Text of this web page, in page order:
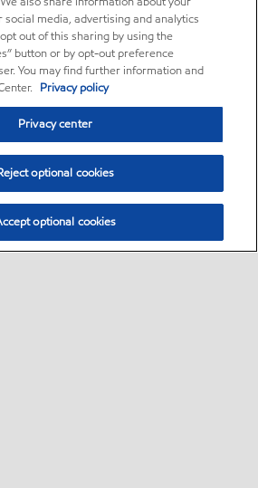
media, advertising and analytics
out of this sharing by using the
button or by opt-out preference
You may find further information and
Privacy policy
Privacy center
optional cookies
optional cookies